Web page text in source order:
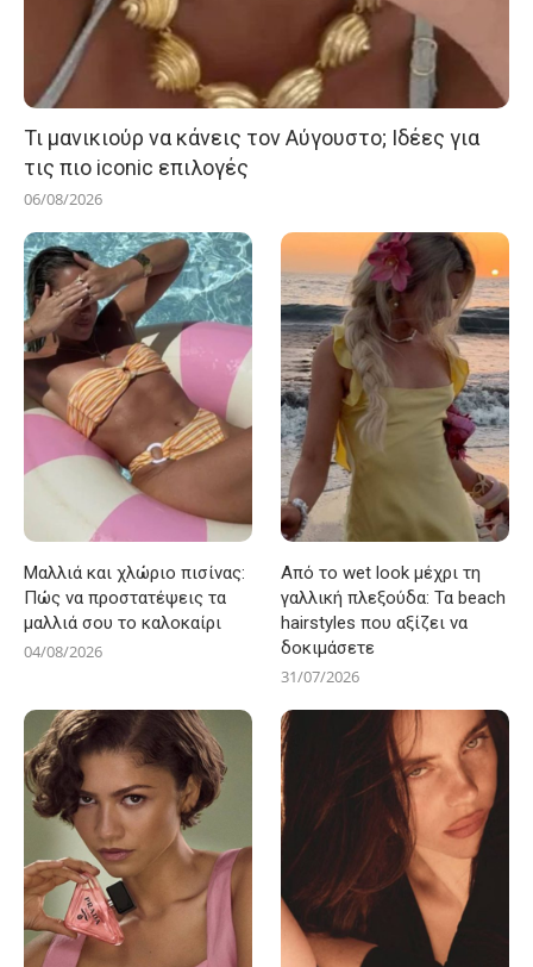
Τι μανικιούρ να κάνεις τον Αύγουστο; Ιδέες για
τις πιο iconic επιλογές
06/08/2026
Μαλλιά και χλώριο πισίνας:
Πώς να προστατέψεις τα
μαλλιά σου το καλοκαίρι
04/08/2026
Από το wet look μέχρι τη
γαλλική πλεξούδα: Τα beach
hairstyles που αξίζει να
δοκιμάσετε
31/07/2026